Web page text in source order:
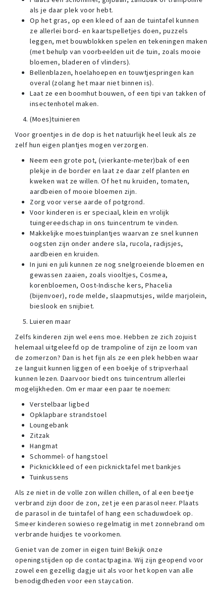
als je daar plek voor hebt.
Op het gras, op een kleed of aan de tuintafel kunnen
ze allerlei bord- en kaartspelletjes doen, puzzels
leggen, met bouwblokken spelen en tekeningen maken
(met behulp van voorbeelden uit de tuin, zoals mooie
bloemen, bladeren of vlinders).
Bellenblazen, hoelahoepen en touwtjespringen kan
overal (zolang het maar niet binnen is).
Laat ze een boomhut bouwen, of een tipi van takken of
insectenhotel maken.
(Moes)tuinieren
Voor groentjes in de dop is het natuurlijk heel leuk als ze
zelf hun eigen plantjes mogen verzorgen.
Neem een grote pot, (vierkante-meter)bak of een
plekje in de border en laat ze daar zelf planten en
kweken wat ze willen. Of het nu kruiden, tomaten,
aardbeien of mooie bloemen zijn.
Zorg voor verse aarde of potgrond.
Voor kinderen is er speciaal, klein en vrolijk
tuingereedschap in ons tuincentrum te vinden.
Makkelijke moestuinplantjes waarvan ze snel kunnen
oogsten zijn onder andere sla, rucola, radijsjes,
aardbeien en kruiden.
In juni en juli kunnen ze nog snelgroeiende bloemen en
gewassen zaaien, zoals viooltjes, Cosmea,
korenbloemen, Oost-Indische kers, Phacelia
(bijenvoer), rode melde, slaapmutsjes, wilde marjolein,
bieslook en snijbiet.
Luieren maar
Zelfs kinderen zijn wel eens moe. Hebben ze zich zojuist
helemaal uitgeleefd op de trampoline of zijn ze loom van
de zomerzon? Dan is het fijn als ze een plek hebben waar
ze languit kunnen liggen of een boekje of stripverhaal
kunnen lezen. Daarvoor biedt ons tuincentrum allerlei
mogelijkheden. Om er maar een paar te noemen:
Verstelbaar ligbed
Opklapbare strandstoel
Loungebank
Zitzak
Hangmat
Schommel- of hangstoel
Picknickkleed of een picknicktafel met bankjes
Tuinkussens
Als ze niet in de volle zon willen chillen, of al een beetje
verbrand zijn door de zon, zet je een parasol neer. Plaats
de parasol in de tuintafel of hang een schaduwdoek op.
Smeer kinderen sowieso regelmatig in met zonnebrand om
verbrande huidjes te voorkomen.
Geniet van de zomer in eigen tuin! Bekijk onze
openingstijden op de contactpagina. Wij zijn geopend voor
zowel een gezellig dagje uit als voor het kopen van alle
benodigdheden voor een staycation.